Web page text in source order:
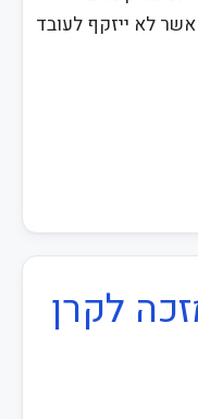
לא ייזקף לעובד
לקרן